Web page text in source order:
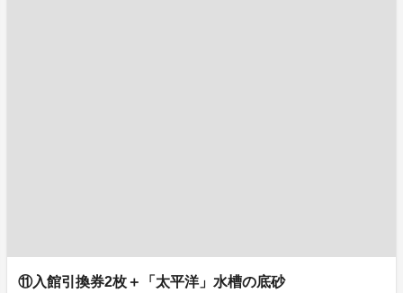
⑪入館引換券2枚＋「太平洋」水槽の底砂